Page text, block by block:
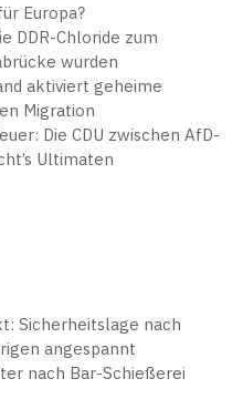
Europa?
DDR-Chloride zum
wurden
aktiviert geheime
Migration
Die CDU zwischen AfD-
Ultimaten
Sicherheitslage nach
angespannt
nach Bar-Schießerei